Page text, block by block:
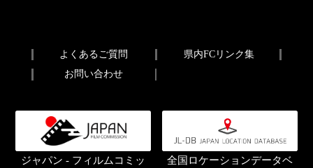
よくあるご質問
県内FCリンク集
お問い合わせ
ジャパン - フィルムコミッ 全国ロケーションデータベ